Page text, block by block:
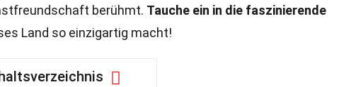
berühmt. Tauche ein in die faszinierende
Land so einzigartig macht!